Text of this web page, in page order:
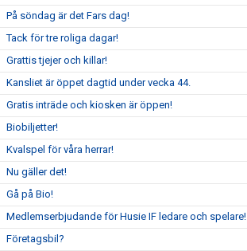
På söndag är det Fars dag!
Tack för tre roliga dagar!
Grattis tjejer och killar!
Kansliet är öppet dagtid under vecka 44.
Gratis inträde och kiosken är öppen!
Biobiljetter!
Kvalspel för våra herrar!
Nu gäller det!
Gå på Bio!
Medlemserbjudande för Husie IF ledare och spelare!
Företagsbil?